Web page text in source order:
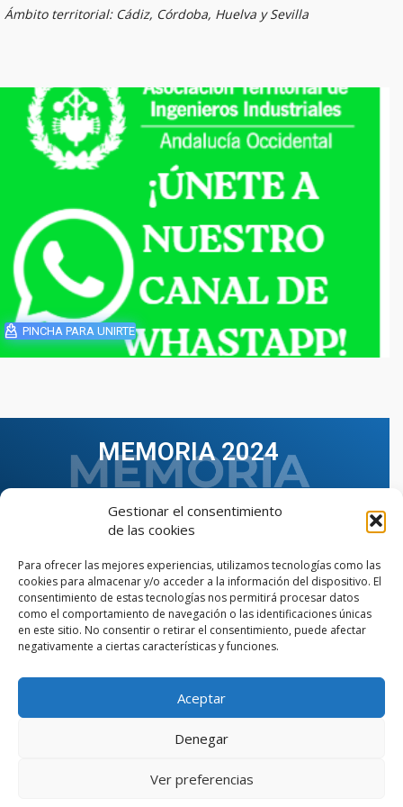
Gestionar el consentimiento
de las cookies
Para ofrecer las mejores experiencias, utilizamos tecnologías como las
cookies para almacenar y/o acceder a la información del dispositivo. El
consentimiento de estas tecnologías nos permitirá procesar datos
como el comportamiento de navegación o las identificaciones únicas
en este sitio. No consentir o retirar el consentimiento, puede afectar
negativamente a ciertas características y funciones.
Aceptar
Denegar
Ver preferencias
Ámbito territorial: Cádiz, Córdoba, Huelva y Sevilla
PINCHA PARA UNIRTE
MEMORIA 2024
VER TODAS LAS MEMORIAS
© Copyright © 2023 AIIAOC - Asociación Territorial de
Ingenieros Industriales de Andalucía Occidental. Página